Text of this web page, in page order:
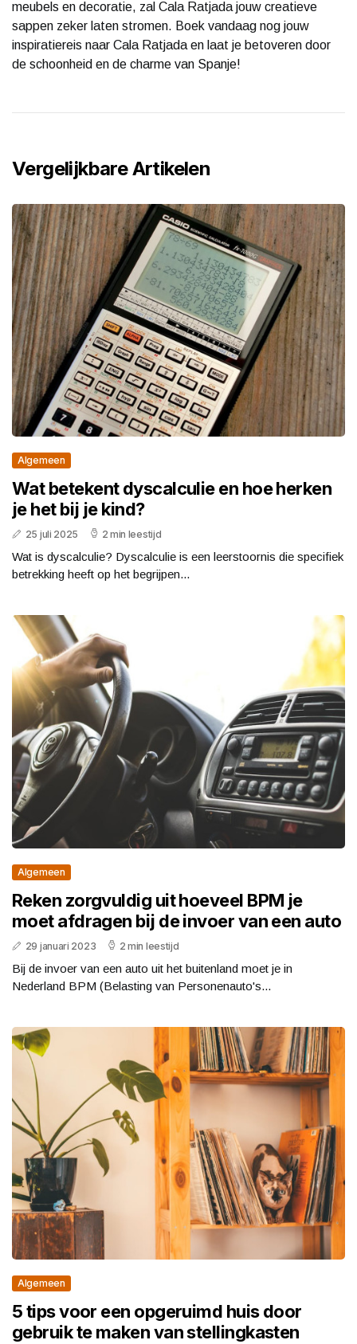
meubels en decoratie, zal Cala Ratjada jouw creatieve
sappen zeker laten stromen. Boek vandaag nog jouw
inspiratiereis naar Cala Ratjada en laat je betoveren door
de schoonheid en de charme van Spanje!
Vergelijkbare Artikelen
Algemeen
Wat betekent dyscalculie en hoe herken
je het bij je kind?
25 juli 2025 2 min leestijd
Wat is dyscalculie? Dyscalculie is een leerstoornis die specifiek
betrekking heeft op het begrijpen...
Algemeen
Reken zorgvuldig uit hoeveel BPM je
moet afdragen bij de invoer van een auto
29 januari 2023 2 min leestijd
Bij de invoer van een auto uit het buitenland moet je in
Nederland BPM (Belasting van Personenauto's...
Algemeen
5 tips voor een opgeruimd huis door
gebruik te maken van stellingkasten